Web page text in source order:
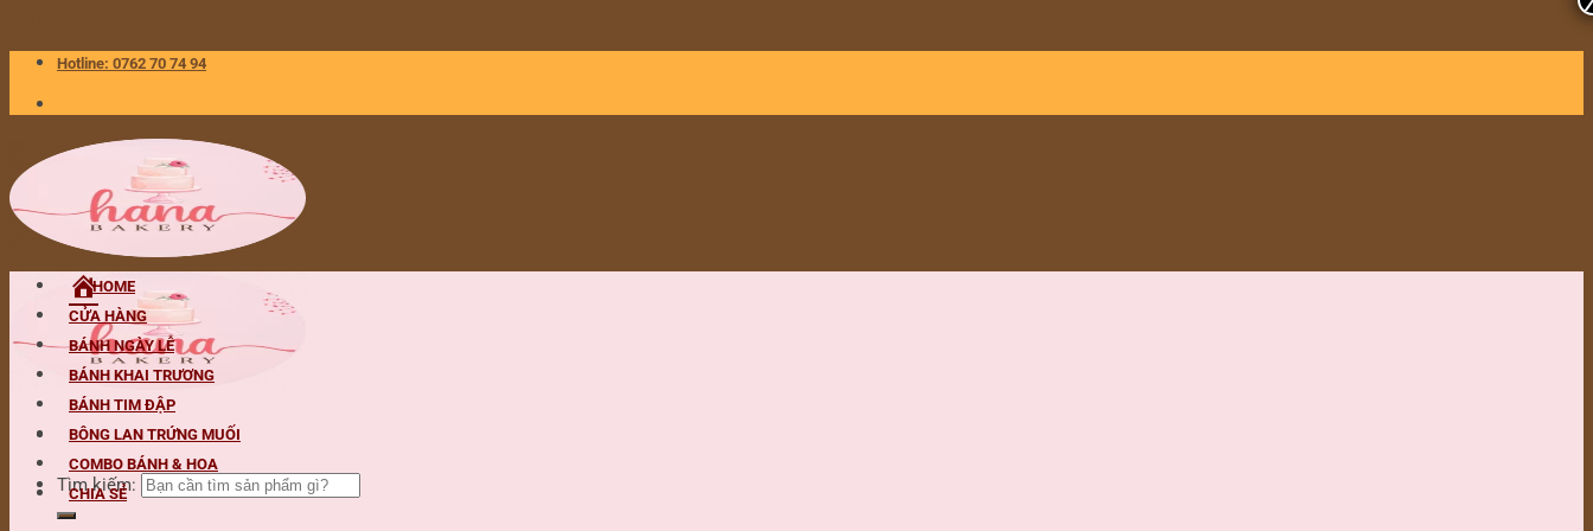
Hotline: 0762 70 74 94
Tìm kiếm:
HOME
CỬA HÀNG
BÁNH NGÀY LỄ
BÁNH KHAI TRƯƠNG
BÁNH TIM ĐẬP
BÔNG LAN TRỨNG MUỐI
COMBO BÁNH & HOA
CHIA SẺ